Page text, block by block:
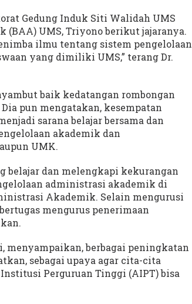
Gedung Induk Siti Walidah UMS
UMS, Triyono berikut jajaranya.
ilmu tentang sistem pengelolaan
yang dimiliki UMS,” terang Dr.
baik kedatangan rombongan
pun mengatakan, kesempatan
sarana belajar bersama dan
akademik dan
UMK.
belajar dan melengkapi kekurangan
administrasi akademik di
Akademik. Selain mengurusi
mengurus penerimaan
menyampaikan, berbagai peningkatan
sebagai upaya agar cita-cita
Perguruan Tinggi (AIPT) bisa